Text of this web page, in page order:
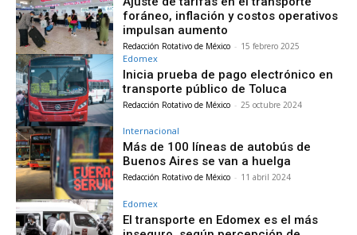
foráneo, inflación y costos operativos
impulsan aumento
Redacción Rotativo de México - 15 febrero 2025
Edomex
Inicia prueba de pago electrónico en
transporte público de Toluca
Redacción Rotativo de México - 25 octubre 2024
Internacional
Más de 100 líneas de autobús de
Buenos Aires se van a huelga
Redacción Rotativo de México - 11 abril 2024
Edomex
El transporte en Edomex es el más